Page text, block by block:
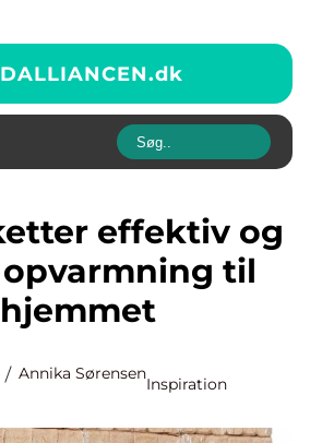
dk
til
hjemmet
Annika Sørensen
Inspiration